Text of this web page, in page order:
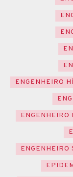
ENGENHEIRO
ENGENHEIRO
ENGENHEIRO